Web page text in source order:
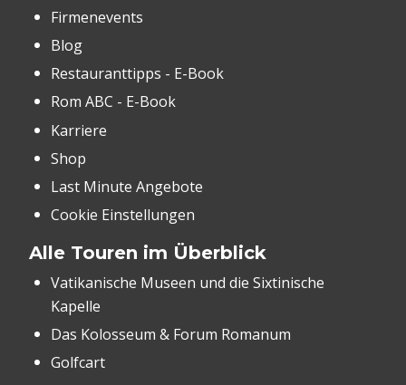
Firmenevents
Blog
Restauranttipps - E-Book
Rom ABC - E-Book
Karriere
Shop
Last Minute Angebote
Cookie Einstellungen
Alle Touren im Überblick
Vatikanische Museen und die Sixtinische
Kapelle
Das Kolosseum & Forum Romanum
Golfcart